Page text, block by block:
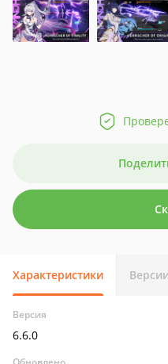
Характеристики Версии
Версия
6.6.0